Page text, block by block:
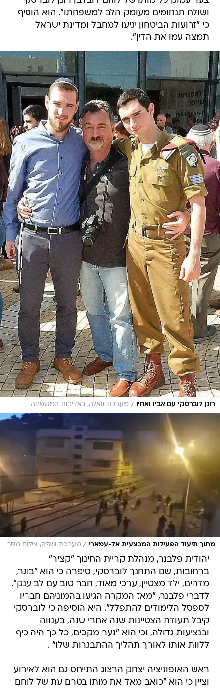
ושולח תנחומים מעומק הלב למשפחתו". הוא הוסיף
כי "זרועות הביטחון יגיעו למחבל ומדינת ישראל
תמצה עמו את הדין".
רונן לוברסקי עם אביו ואחיו / מערכת וואלה, באדיבות המשפחה
מתוך תיעוד הפעילות המבצעית אל-עמארי / מערכת וואלה, צילום מסך
יהודית פלבנר, מנהלת קריית החינוך "קציר"
ברחובות, שם התחנך לוברסקי, סיפרה כי הוא "בוגר,
מדהים, ילד מצטיין, ערכי מאוד, חבר טוב עם לב ענק".
לדברי פלבנר, "מאז המקרה הגיעו בהמוניהם חבריו
לספסל הלימודים להתפלל". היא הוסיפה כי לוברסקי
קיבל תעודת הצטיינות שנה אחרי שנה, בענווה
ובנציעות גדולה, וכי הוא "נער מקסים, כל כך היה כיף
ללוות אותו לאורך תהליך ההתבגרות שלו" .
ראש האופוזיציה יצחק הרצוג התייחס גם הוא לאירוע
וציין כי הוא "כואב מאד את מותו בטרם עת של לוחם